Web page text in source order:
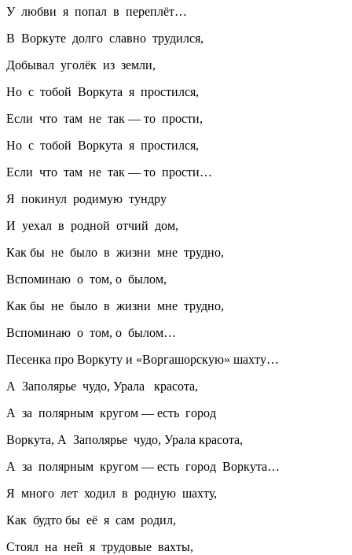
У любви я попал в переплёт…
В Воркуте долго славно трудился,
Добывал уголёк из земли,
Но с тобой Воркута я простился,
Если что там не так — то прости,
Но с тобой Воркута я простился,
Если что там не так — то прости…
Я покинул родимую тундру
И уехал в родной отчий дом,
Как бы не было в жизни мне трудно,
Вспоминаю о том, о былом,
Как бы не было в жизни мне трудно,
Вспоминаю о том, о былом…
Песенка про Воркуту и «Воргашорскую» шахту…
А Заполярье чудо, Урала красота,
А за полярным кругом — есть город
Воркута, А Заполярье чудо, Урала красота,
А за полярным кругом — есть город Воркута…
Я много лет ходил в родную шахту,
Как будто бы её я сам родил,
Стоял на ней я трудовые вахты,